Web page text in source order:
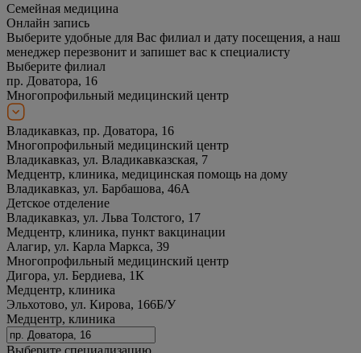
Семейная медицина
Онлайн запись
Выберите удобные для Вас филиал и дату посещения, а наш
менеджер перезвонит и запишет вас к специалисту
Выберите филиал
пр. Доватора, 16
Многопрофильный медицинский центр
Владикавказ, пр. Доватора, 16
Многопрофильный медицинский центр
Владикавказ, ул. Владикавказская, 7
Медцентр, клиника, медицинская помощь на дому
Владикавказ, ул. Барбашова, 46А
Детское отделение
Владикавказ, ул. Льва Толстого, 17
Медцентр, клиника, пункт вакцинации
Алагир, ул. Карла Маркса, 39
Многопрофильный медицинский центр
Дигора, ул. Бердиева, 1К
Медцентр, клиника
Эльхотово, ул. Кирова, 166Б/У
Медцентр, клиника
Выберите специализацию